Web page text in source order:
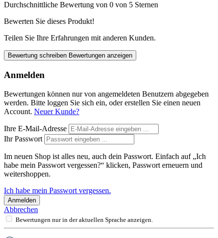
Durchschnittliche Bewertung von 0 von 5 Sternen
Bewerten Sie dieses Produkt!
Teilen Sie Ihre Erfahrungen mit anderen Kunden.
Bewertung schreiben Bewertungen anzeigen
Anmelden
Bewertungen können nur von angemeldeten Benutzern abgegeben
werden. Bitte loggen Sie sich ein, oder erstellen Sie einen neuen
Account. Neuer Kunde?
Ihre E-Mail-Adresse
Ihr Passwort
Im neuen Shop ist alles neu, auch dein Passwort. Einfach auf „Ich
habe mein Passwort vergessen?“ klicken, Passwort erneuern und
weitershoppen.
Ich habe mein Passwort vergessen.
Anmelden
Abbrechen
Bewertungen nur in der aktuellen Sprache anzeigen.